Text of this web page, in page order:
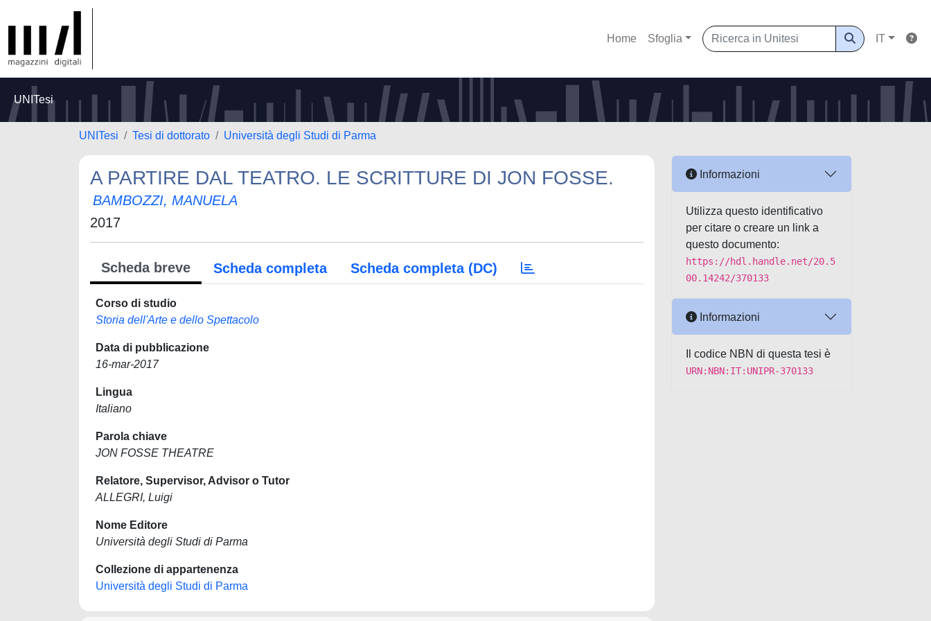
Home Sfoglia IT
UNITesi
UNITesi Tesi di dottorato Università degli Studi di Parma
A PARTIRE DAL TEATRO. LE SCRITTURE DI JON FOSSE.
BAMBOZZI, MANUELA
2017
Scheda breve Scheda completa Scheda completa (DC)
Corso di studio
Storia dell'Arte e dello Spettacolo
Data di pubblicazione
16-mar-2017
Lingua
Italiano
Parola chiave
JON FOSSE THEATRE
Relatore, Supervisor, Advisor o Tutor
ALLEGRI, Luigi
Nome Editore
Università degli Studi di Parma
Collezione di appartenenza
Università degli Studi di Parma
Informazioni
Utilizza questo identificativo
per citare o creare un link a
questo documento:
https://hdl.handle.net/20.5
00.14242/370133
Informazioni
Il codice NBN di questa tesi è
URN:NBN:IT:UNIPR-370133